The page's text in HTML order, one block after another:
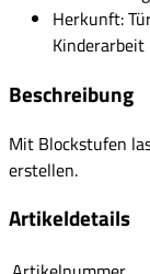
Herkunft:
Beschreibung
Mit Blockstufen
erstellen.
Artikeldetails